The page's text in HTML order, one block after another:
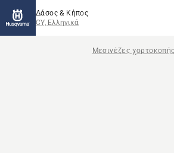
Δάσος & Κήπος
CY, Ελληνικά
Μεσινέζες χορτοκοπής